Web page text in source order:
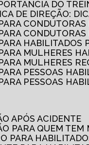
DO
DE DIREÇÃO:
HABILITADOS
MULHERES
MULHERES
PESSOAS
PESSOAS
APÓS ACIDENTE
PARA QUEM TEM
PARA